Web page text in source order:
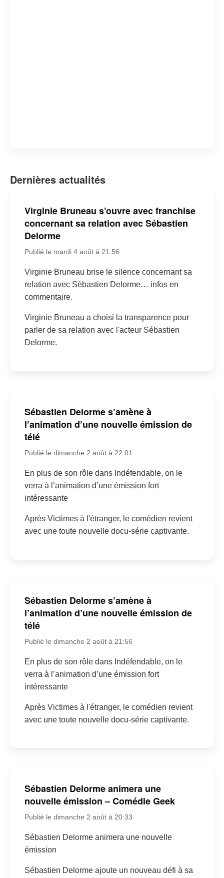
Dernières actualités
Virginie Bruneau s’ouvre avec franchise
concernant sa relation avec Sébastien
Delorme
Publié le mardi 4 août à 21:56
Virginie Bruneau brise le silence concernant sa
relation avec Sébastien Delorme… infos en
commentaire.
Virginie Bruneau a choisi la transparence pour
parler de sa relation avec l'acteur Sébastien
Delorme.
Sébastien Delorme s’amène à
l’animation d’une nouvelle émission de
télé
Publié le dimanche 2 août à 22:01
En plus de son rôle dans Indéfendable, on le
verra à l’animation d’une émission fort
intéressante
Après Victimes à l'étranger, le comédien revient
avec une toute nouvelle docu-série captivante.
Sébastien Delorme s’amène à
l’animation d’une nouvelle émission de
télé
Publié le dimanche 2 août à 21:56
En plus de son rôle dans Indéfendable, on le
verra à l’animation d’une émission fort
intéressante
Après Victimes à l'étranger, le comédien revient
avec une toute nouvelle docu-série captivante.
Sébastien Delorme animera une
nouvelle émission – Comédie Geek
Publié le dimanche 2 août à 20:33
Sébastien Delorme animera une nouvelle
émission
Sébastien Delorme ajoute un nouveau défi à sa